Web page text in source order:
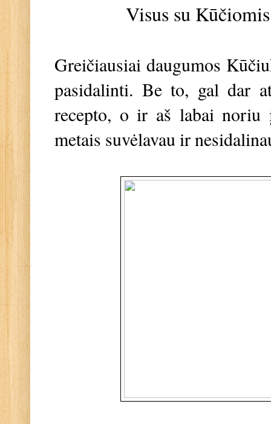
Visus su
Greičiausiai daugumos
pasidalinti. Be to, gal dar
recepto, o ir aš labai noriu
metais suvėlavau ir